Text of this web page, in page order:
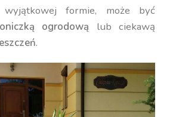
formie, może być
ogrodową lub ciekawą
.